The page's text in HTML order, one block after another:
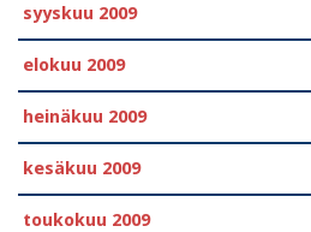
syyskuu 2009
elokuu 2009
heinäkuu 2009
kesäkuu 2009
toukokuu 2009